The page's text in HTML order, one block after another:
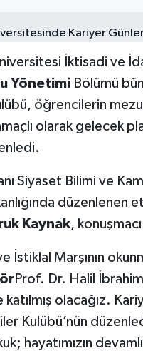
İktisadi ve
YönetimiBölümü
öğrencilerin
olarak gelecek
Siyaset Bilimi ve
Kaynak,
İstiklal Marşının
Prof. Dr. Halil
olacağız.
Kulübü’nün
hayatımızın